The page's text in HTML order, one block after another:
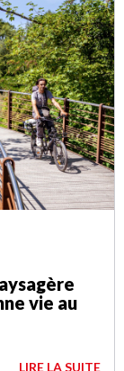
vie au
LIRE LA SUITE